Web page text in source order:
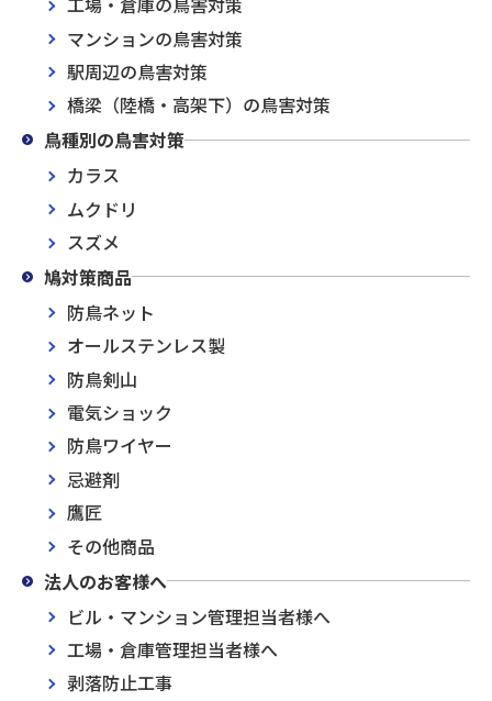
マンションの鳥害対策
駅周辺の鳥害対策
橋梁（陸橋・高架下）の鳥害対策
鳥種別の鳥害対策
カラス
ムクドリ
スズメ
鳩対策商品
防鳥ネット
オールステンレス製
防鳥剣山
電気ショック
防鳥ワイヤー
忌避剤
鷹匠
その他商品
法人のお客様へ
ビル・マンション管理担当者様へ
工場・倉庫管理担当者様へ
剥落防止工事